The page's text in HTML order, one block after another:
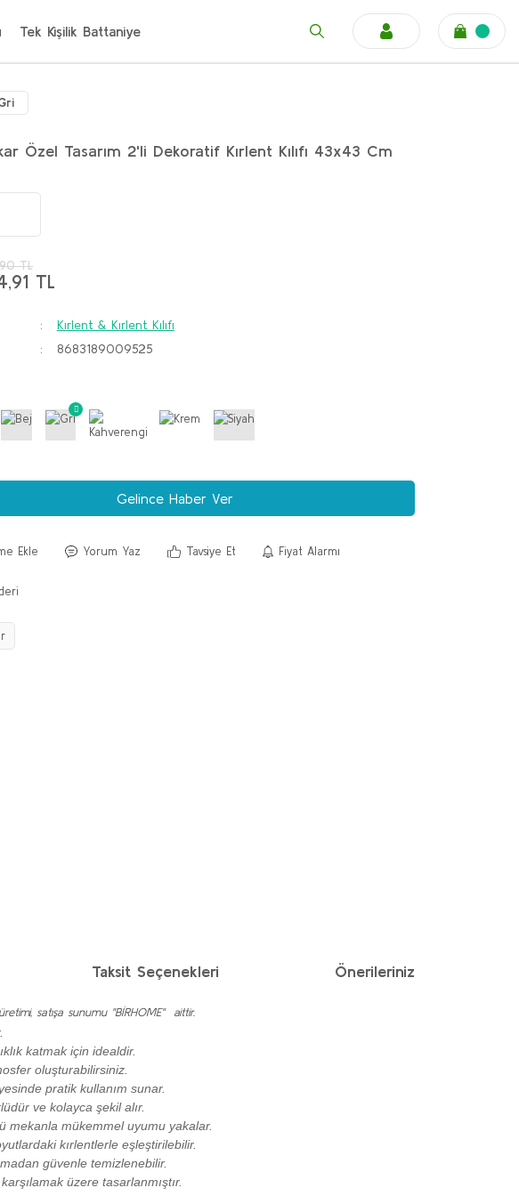
Tek Kişilik Battaniye
Özel Tasarım 2'li Dekoratif Kırlent Kılıfı 43x43 Cm
TL
TL
Kırlent & Kırlent Kılıfı
8683189009525
Gelince Haber Ver
Yorum Yaz Tavsiye Et Fiyat Alarmı
Taksit Seçenekleri Önerileriniz
satışa sunumu "BİRHOME" aittir.
katmak için idealdir.
oluşturabilirsiniz.
pratik kullanım sunar.
ve kolayca şekil alır.
mekanla mükemmel uyumu yakalar.
kırlentlerle eşleştirilebilir.
güvenle temizlenebilir.
üzere tasarlanmıştır.